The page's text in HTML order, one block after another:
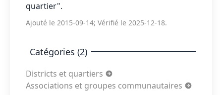
quartier".
Ajouté le 2015-09-14; Vérifié le 2025-12-18.
Catégories (2)
Districts et quartiers
Associations et groupes communautaires